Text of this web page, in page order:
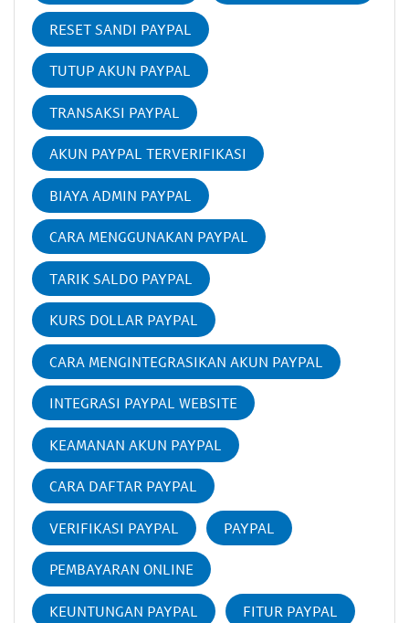
RESET SANDI PAYPAL
TUTUP AKUN PAYPAL
TRANSAKSI PAYPAL
AKUN PAYPAL TERVERIFIKASI
BIAYA ADMIN PAYPAL
CARA MENGGUNAKAN PAYPAL
TARIK SALDO PAYPAL
KURS DOLLAR PAYPAL
CARA MENGINTEGRASIKAN AKUN PAYPAL
INTEGRASI PAYPAL WEBSITE
KEAMANAN AKUN PAYPAL
CARA DAFTAR PAYPAL
VERIFIKASI PAYPAL PAYPAL
PEMBAYARAN ONLINE
KEUNTUNGAN PAYPAL FITUR PAYPAL